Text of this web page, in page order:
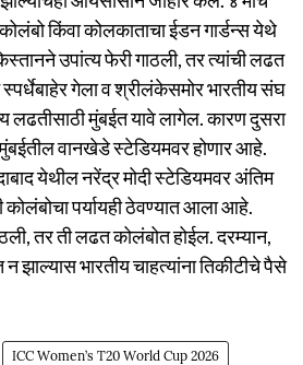
किंवा कोलकाताचा ईडन गार्डन्स येथे
उपांत्य फेरी गाठली, तर त्यांची लढत
गेला व श्रीलंकेसमोर भारतीय संघ
मुंबईत यावे लागेल. कारण दुसरा
मुंबईतील वानखेडे स्टेडियमवर होणार आहे.
येथील नरेंद्र मोदी स्टेडियमवर अंतिम
कोलंबोचा पर्यायही ठेवण्यात आला आहे.
तर ती लढत कोलंबोत होईल. दरम्यान,
झाल्यास भारतीय चाहत्यांना तिकीटीचे पैसे
ICC Women’s T20 World Cup 2026